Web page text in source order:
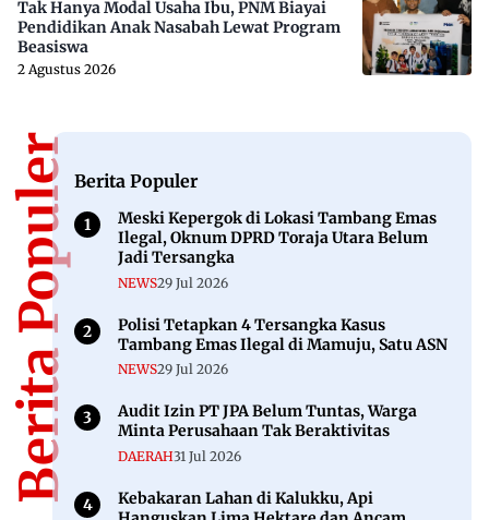
Tak Hanya Modal Usaha Ibu, PNM Biayai
Pendidikan Anak Nasabah Lewat Program
Beasiswa
2 Agustus 2026
Berita PopulerBerita Populer
Meski Kepergok di Lokasi Tambang Emas
Ilegal, Oknum DPRD Toraja Utara Belum
Jadi Tersangka
NEWS29 Jul 2026
Polisi Tetapkan 4 Tersangka Kasus
Tambang Emas Ilegal di Mamuju, Satu ASN
NEWS29 Jul 2026
Audit Izin PT JPA Belum Tuntas, Warga
Minta Perusahaan Tak Beraktivitas
DAERAH31 Jul 2026
Kebakaran Lahan di Kalukku, Api